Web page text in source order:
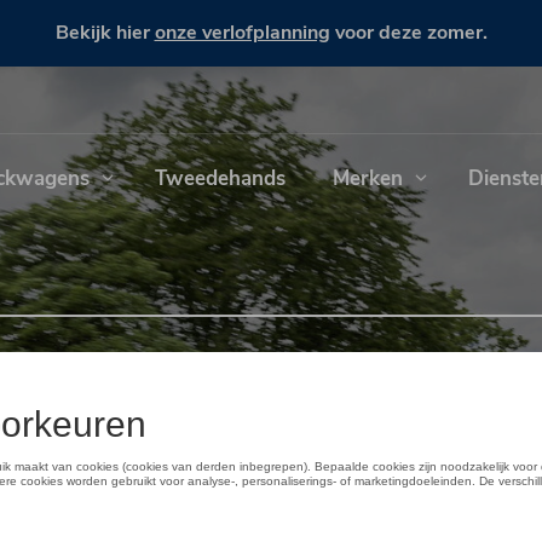
Bekijk hieronze verlofplanning voor deze zomer.
Tweedehands Merken